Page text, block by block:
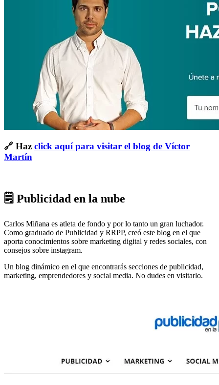
🔗 Haz click aquí para visitar el blog de Víctor
Martín
🗒 Publicidad en la nube
Carlos Miñana es atleta de fondo y por lo tanto un gran luchador.
Como graduado de Publicidad y RRPP, creó este blog en el que
aporta conocimientos sobre marketing digital y redes sociales, con
consejos sobre instagram.
Un blog dinámico en el que encontrarás secciones de publicidad,
marketing, emprendedores y social media. No dudes en visitarlo.